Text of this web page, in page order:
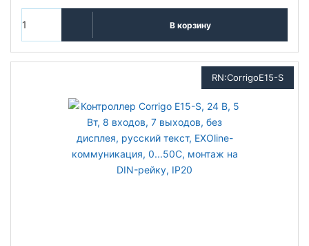
В корзину
RN:CorrigoЕ15-S